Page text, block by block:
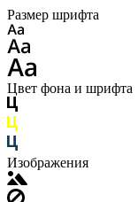
Размер шрифта
Цвет фона и шрифта
Изображения